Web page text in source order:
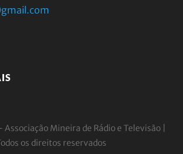
Mineira de Rádio e Televisão |
os direitos reservados